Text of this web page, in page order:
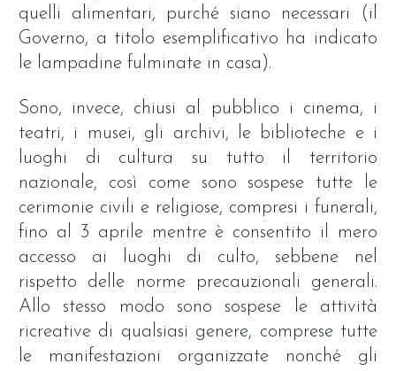
quelli alimentari, purché siano necessari (il
Governo, a titolo esemplificativo ha indicato
le lampadine fulminate in casa).
Sono, invece, chiusi al pubblico i cinema, i
teatri, i musei, gli archivi, le biblioteche e i
luoghi di cultura su tutto il territorio
nazionale, così come sono sospese tutte le
cerimonie civili e religiose, compresi i funerali,
fino al 3 aprile mentre è consentito il mero
accesso ai luoghi di culto, sebbene nel
rispetto delle norme precauzionali generali.
Allo stesso modo sono sospese le attività
ricreative di qualsiasi genere, comprese tutte
le manifestazioni organizzate nonché gli